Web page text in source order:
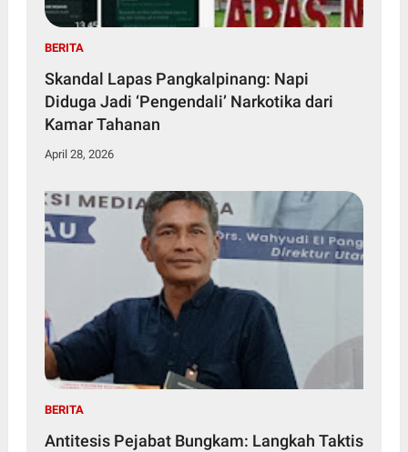
BERITA
Skandal Lapas Pangkalpinang: Napi
Diduga Jadi ‘Pengendali’ Narkotika dari
Kamar Tahanan
April 28, 2026
BERITA
Antitesis Pejabat Bungkam: Langkah Taktis